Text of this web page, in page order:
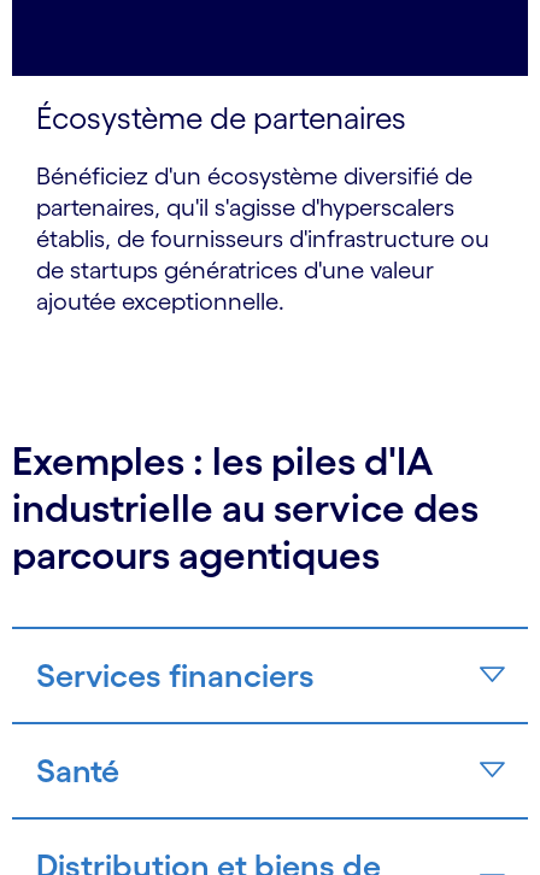
Écosystème de partenaires
Bénéficiez d'un écosystème diversifié de
partenaires, qu'il s'agisse d'hyperscalers
établis, de fournisseurs d'infrastructure ou
de startups génératrices d'une valeur
ajoutée exceptionnelle.
Exemples : les piles d'IA
industrielle au service des
parcours agentiques
Services financiers
Santé
Distribution et biens de